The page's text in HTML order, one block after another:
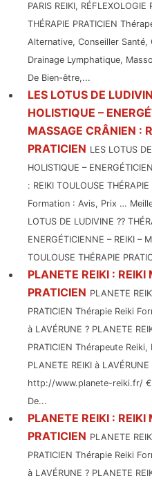
PARIS REIKI, RÉFLEXOLOGIE
THÉRAPIE PRATICIEN
Alternative, Conseiller Santé,
Drainage Lymphatique,
De Bien-être,...
LES LOTUS DE
HOLISTIQUE –
MASSAGE CRÂNIEN :
PRATICIEN LES LOTUS
HOLISTIQUE –
: REIKI TOULOUSE
Formation : Avis, Prix …
LOTUS DE LUDIVINE ??
ENERGÉTICIENNE – REIKI –
TOULOUSE THÉRAPIE
PLANETE REIKI :
PRATICIEN PLANETE
PRATICIEN Thérapie Reiki
à LAVÉRUNE ? PLANETE
PRATICIEN Thérapeute
PLANETE REIKI à
http://www.planete-reiki.fr/ €
De...
PLANETE REIKI :
PRATICIEN PLANETE
PRATICIEN Thérapie Reiki
à LAVÉRUNE ? PLANETE